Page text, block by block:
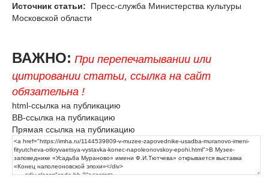
Источник статьи:
Пресс-служба Министерства культуры
Московской области
ВАЖНО: При перепечатывании или
цитировании статьи, ссылка на сайт
обязательна !
html-ссылка на публикацию
BB-ссылка на публикацию
Прямая ссылка на публикацию